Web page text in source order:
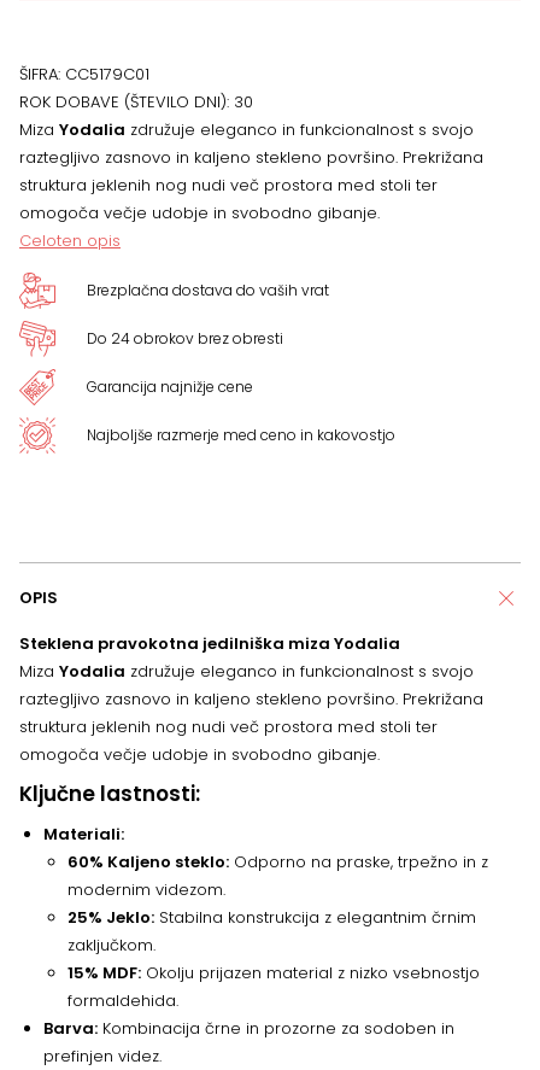
ŠIFRA: CC5179C01
ROK DOBAVE (ŠTEVILO DNI): 30
Miza Yodalia združuje eleganco in funkcionalnost s svojo
raztegljivo zasnovo in kaljeno stekleno površino. Prekrižana
struktura jeklenih nog nudi več prostora med stoli ter
omogoča večje udobje in svobodno gibanje.
Celoten opis
Brezplačna dostava do vaših vrat
Do 24 obrokov brez obresti
Garancija najnižje cene
Najboljše razmerje med ceno in kakovostjo
OPIS
Steklena pravokotna jedilniška miza Yodalia
Miza Yodalia združuje eleganco in funkcionalnost s svojo
raztegljivo zasnovo in kaljeno stekleno površino. Prekrižana
struktura jeklenih nog nudi več prostora med stoli ter
omogoča večje udobje in svobodno gibanje.
Ključne lastnosti:
Materiali:
60% Kaljeno steklo: Odporno na praske, trpežno in z
modernim videzom.
25% Jeklo: Stabilna konstrukcija z elegantnim črnim
zaključkom.
15% MDF: Okolju prijazen material z nizko vsebnostjo
formaldehida.
Barva: Kombinacija črne in prozorne za sodoben in
prefinjen videz.